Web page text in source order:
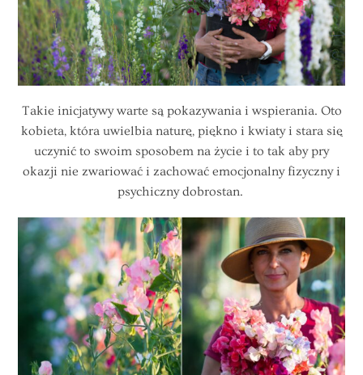
Takie inicjatywy warte są pokazywania i wspierania. Oto
kobieta, która uwielbia naturę, piękno i kwiaty i stara się
uczynić to swoim sposobem na życie i to tak aby pry
okazji nie zwariować i zachować emocjonalny fizyczny i
psychiczny dobrostan.